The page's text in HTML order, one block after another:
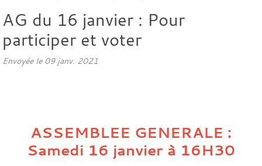
AG du 16 janvier : Pour
participer et voter
Envoyée le 09 janv. 2021
ASSEMBLEE GENERALE :
Samedi 16 janvier à 16H30